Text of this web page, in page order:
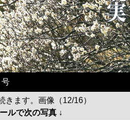
号
きます。画像（12/16）
ルで次の写真 ↓